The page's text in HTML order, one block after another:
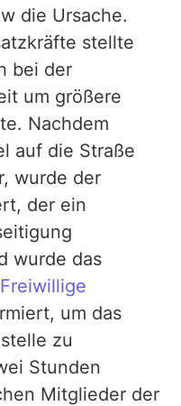
die Ursache.
stellte
bei der
um größere
Nachdem
auf die Straße
wurde der
der ein
wurde das
Freiwillige
um das
zu
Stunden
Mitglieder der